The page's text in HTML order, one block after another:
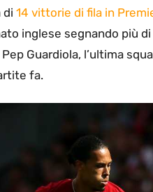
di 14 vittorie di fila in
inglese segnando più
Guardiola, l’ultima
fa.